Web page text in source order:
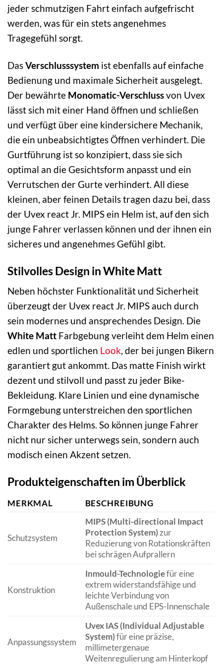
jeder schmutzigen Fahrt einfach aufgefrischt
werden, was für ein stets angenehmes
Tragegefühl sorgt.
DasVerschlusssystem ist ebenfalls auf einfache
Bedienung und maximale Sicherheit ausgelegt.
Der bewährte Monomatic-Verschlussvon Uvex
lässt sich mit einer Hand öffnen und schließen
und verfügt über eine kindersichere Mechanik,
die ein unbeabsichtigtes Öffnen verhindert. Die
Gurtführung ist so konzipiert, dass sie sich
optimal an die Gesichtsform anpasst und ein
Verrutschen der Gurte verhindert. All diese
kleinen, aber feinen Details tragen dazu bei, dass
der Uvex react Jr. MIPS ein Helm ist, auf den sich
junge Fahrer verlassen können und der ihnen ein
sicheres und angenehmes Gefühl gibt.
Stilvolles Design in White Matt
Neben höchster Funktionalität und Sicherheit
überzeugt der Uvex react Jr. MIPS auch durch
sein modernes und ansprechendes Design. Die
White Matt Farbgebung verleiht dem Helm einen
edlen und sportlichen Look, der bei jungen Bikern
garantiert gut ankommt. Das matte Finish wirkt
dezent und stilvoll und passt zu jeder Bike-
Bekleidung. Klare Linien und eine dynamische
Formgebung unterstreichen den sportlichen
Charakter des Helms. So können junge Fahrer
nicht nur sicher unterwegs sein, sondern auch
modisch einen Akzent setzen.
Produkteigenschaften im Überblick
MERKMAL BESCHREIBUNG
Schutzsystem
MIPS (Multi-directional Impact
Protection System)zur
Reduzierung von Rotationskräften
bei schrägen Aufprallern
Konstruktion
Inmould-Technologiefür eine
extrem widerstandsfähige und
leichte Verbindung von
Außenschale und EPS-Innenschale
Anpassungssystem
Uvex IAS (Individual Adjustable
System)für eine präzise,
millimetergenaue
Weitenregulierung am Hinterkopf